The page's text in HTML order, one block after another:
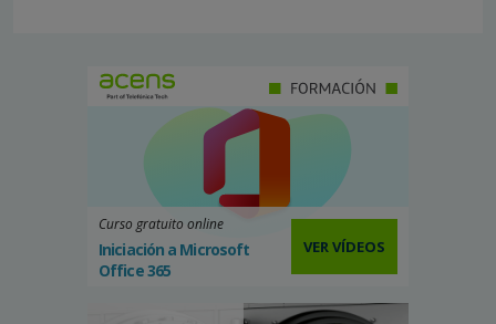
Curso gratuito online
Iniciación a Microsoft
Office 365
VER VÍDEOS